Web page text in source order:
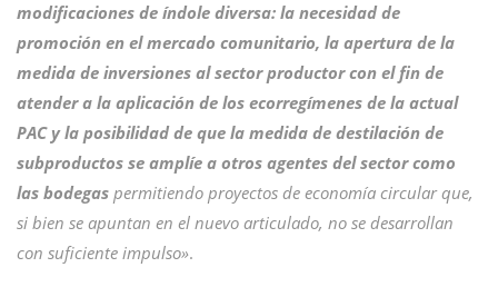
modificaciones de índole diversa: la necesidad de
promoción en el mercado comunitario, la apertura de la
medida de inversiones al sector productor con el fin de
atender a la aplicación de los ecorregímenes de la actual
PAC y la posibilidad de que la medida de destilación de
subproductos se amplíe a otros agentes del sector como
las bodegas permitiendo proyectos de economía circular que,
si bien se apuntan en el nuevo articulado, no se desarrollan
con suficiente impulso».